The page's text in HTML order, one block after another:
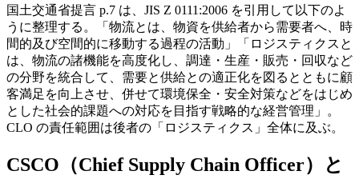
国土交通省提言 p.7 は、JIS Z 0111:2006 を引用して以下のよ
うに整理する。「物流とは、物資を供給者から需要者へ、時
間的及び空間的に移動する過程の活動」「ロジスティクスと
は、物流の諸機能を高度化し、調達・生産・販売・回収など
の分野を統合して、需要と供給との適正化を図るとともに顧
客満足を向上させ、併せて環境保全・安全対策などをはじめ
とした社会的課題への対応を目指す戦略的な経営管理」。
CLO の責任範囲は後者の「ロジスティクス」全体に及ぶ。
CSCO（Chief Supply Chain Officer）と